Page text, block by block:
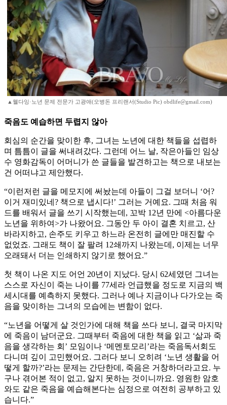
▲웰다잉·노년 문제 전문가 고광애(오병돈 프리랜서(Studio Pic) obdlife@gmail.com)
죽음도 예습하면 두렵지 않아
회심의 순간을 맞이한 후, 그녀는 노년에 대한 책들을 섭렵하
며 틈틈이 글을 써내려갔다. 그런데 어느 날, 작은아들인 임상
수 영화감독이 어머니가 쓴 글들을 발견하고는 책으로 내보는
건 어떠냐고 제안했다.
“이런저런 글을 메모지에 써놨는데 아들이 그걸 보더니 ‘어?
이거 재미있네? 책으로 냅시다!’ 그러는 거예요. 그때 처음 워
드를 배워서 글을 쓰기 시작했는데, 꼬박 12년 만에 <아름다운
노년을 위하여>가 나왔어요. 그동안 두 아이 결혼 치르고, 산
바라지하고, 손주도 키우고 하느라 온전히 글에만 매진할 수
없었죠. 그래도 책이 잘 팔려 12쇄까지 나왔는데, 이제는 너무
오래돼서 더는 인쇄하지 않기로 했어요.”
첫 책이 나온 지도 어언 20년이 지났다. 당시 62세였던 그녀는
스스로 자신이 죽는 나이를 77세라 언급했을 정도로 지금의 백
세시대를 예측하지 못했다. 그러나 예나 지금이나 다가오는 죽
음을 맞이하는 그녀의 모습에는 변함이 없다.
“노년을 어떻게 살 것인가에 대해 책을 쓰다 보니, 결국 마지막
에 죽음이 남더군요. 그때부터 죽음에 대한 책을 읽고 ‘삶과 죽
음을 생각하는 회’ 모임이나 ‘메멘토모리’라는 죽음독서회도
다니며 깊이 고민했어요. 그러다 보니 오히려 ‘노년 생활을 어
떻게 할까?’라는 문제는 간단한데, 죽음은 거창하더라고요. 누
구나 겪어본 적이 없고, 알지 못하는 것이니까요. 영원한 암호
와도 같은 죽음을 예습해본다는 심정으로 여전히 공부하고 있
습니다.”